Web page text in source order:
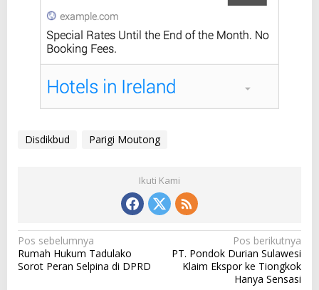
Disdikbud Parigi Moutong
Ikuti Kami
N
a
Pos sebelumnya
Rumah Hukum Tadulako
Sorot Peran Selpina di DPRD
Pos berikutnya
PT. Pondok Durian Sulawesi
Klaim Ekspor ke Tiongkok
Hanya Sensasi